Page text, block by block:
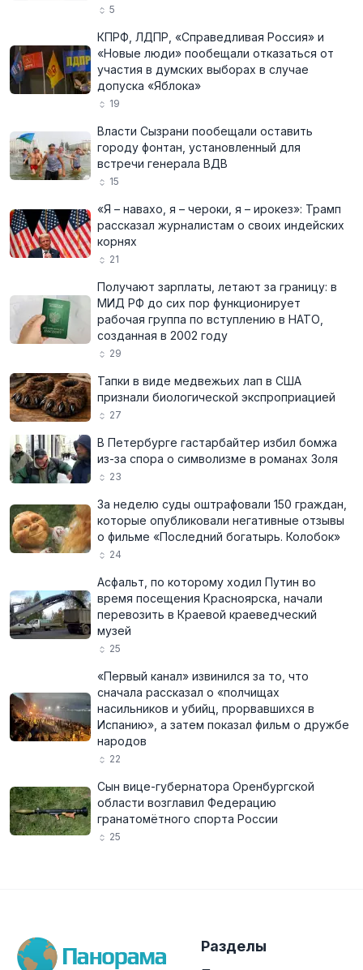
5
КПРФ, ЛДПР, «Справедливая Россия» и
«Новые люди» пообещали отказаться от
участия в думских выборах в случае
допуска «Яблока»
19
Власти Сызрани пообещали оставить
городу фонтан, установленный для
встречи генерала ВДВ
15
«Я – навахо, я – чероки, я – ирокез»: Трамп
рассказал журналистам о своих индейских
корнях
21
Получают зарплаты, летают за границу: в
МИД РФ до сих пор функционирует
рабочая группа по вступлению в НАТО,
созданная в 2002 году
29
Тапки в виде медвежьих лап в США
признали биологической экспроприацией
27
В Петербурге гастарбайтер избил бомжа
из-за спора о символизме в романах Золя
23
За неделю суды оштрафовали 150 граждан,
которые опубликовали негативные отзывы
о фильме «Последний богатырь. Колобок»
24
Асфальт, по которому ходил Путин во
время посещения Красноярска, начали
перевозить в Краевой краеведческий
музей
25
«Первый канал» извинился за то, что
сначала рассказал о «полчищах
насильников и убийц, прорвавшихся в
Испанию», а затем показал фильм о дружбе
народов
22
Сын вице-губернатора Оренбургской
области возглавил Федерацию
гранатомётного спорта России
25
Разделы